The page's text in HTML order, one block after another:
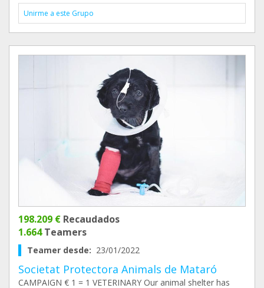
Unirme a este Grupo
198.209 € Recaudados
1.664Teamers
Teamer desde: 23/01/2022
Societat Protectora Animals de Mataró
CAMPAIGN € 1 = 1 VETERINARY Our animal shelter has